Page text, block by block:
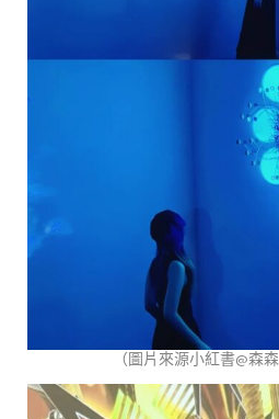
（圖片來源小紅書@森森